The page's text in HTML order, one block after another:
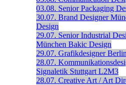
03.08. Senior Packaging
30.07. Brand Designer
Design
29.07. Senior Industrial
München Bakic Design
29.07. Grafikdesigner Berlin
28.07.
Signaletik Stuttgart L2M3
28.07. Creative Art / Art